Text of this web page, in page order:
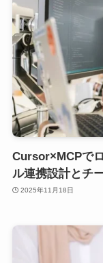
Cursor×MCPで
ル連携設計とチ
2025年11月18日